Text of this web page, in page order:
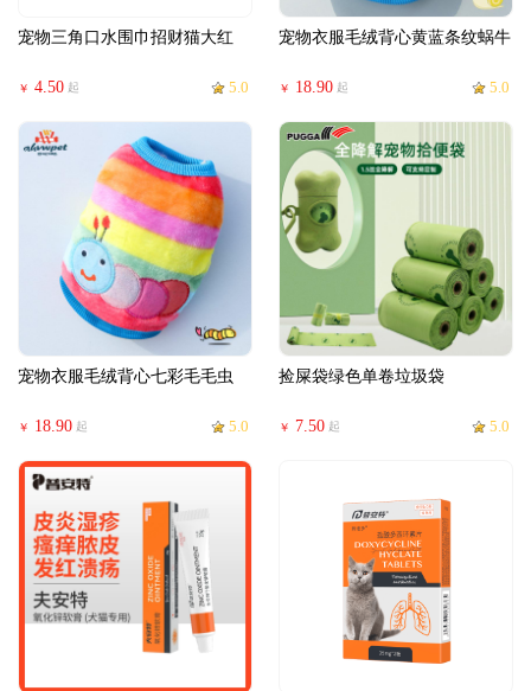
宠物三角口水围巾招财猫大红
￥ 4.50 起 5.0
宠物衣服毛绒背心黄蓝条纹蜗牛
￥ 18.90 起 5.0
宠物衣服毛绒背心七彩毛毛虫
￥ 18.90 起 5.0
捡屎袋绿色单卷垃圾袋
￥ 7.50 起 5.0